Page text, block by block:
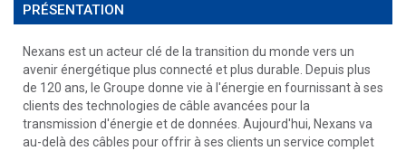
PRÉSENTATION
Nexans est un acteur clé de la transition du monde vers un
avenir énergétique plus connecté et plus durable. Depuis plus
de 120 ans, le Groupe donne vie à l'énergie en fournissant à ses
clients des technologies de câble avancées pour la
transmission d'énergie et de données. Aujourd'hui, Nexans va
au-delà des câbles pour offrir à ses clients un service complet